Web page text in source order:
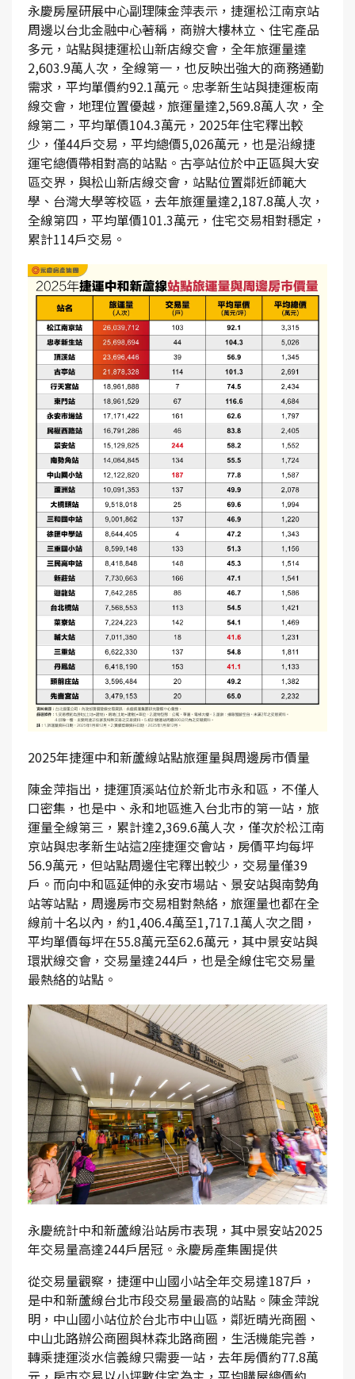
永慶房屋研展中心副理陳金萍表示，捷運松江南京站
周邊以台北金融中心著稱，商辦大樓林立、住宅產品
多元，站點與捷運松山新店線交會，全年旅運量達
2,603.9萬人次，全線第一，也反映出強大的商務通勤
需求，平均單價約92.1萬元。忠孝新生站與捷運板南
線交會，地理位置優越，旅運量達2,569.8萬人次，全
線第二，平均單價104.3萬元，2025年住宅釋出較
少，僅44戶交易，平均總價5,026萬元，也是沿線捷
運宅總價帶相對高的站點。古亭站位於中正區與大安
區交界，與松山新店線交會，站點位置鄰近師範大
學、台灣大學等校區，去年旅運量達2,187.8萬人次，
全線第四，平均單價101.3萬元，住宅交易相對穩定，
累計114戶交易。
2025年捷運中和新蘆線站點旅運量與周邊房市價量
陳金萍指出，捷運頂溪站位於新北市永和區，不僅人
口密集，也是中、永和地區進入台北市的第一站，旅
運量全線第三，累計達2,369.6萬人次，僅次於松江南
京站與忠孝新生站這2座捷運交會站，房價平均每坪
56.9萬元，但站點周邊住宅釋出較少，交易量僅39
戶。而向中和區延伸的永安市場站、景安站與南勢角
站等站點，周邊房市交易相對熱絡，旅運量也都在全
線前十名以內，約1,406.4萬至1,717.1萬人次之間，
平均單價每坪在55.8萬元至62.6萬元，其中景安站與
環狀線交會，交易量達244戶，也是全線住宅交易量
最熱絡的站點。
永慶統計中和新蘆線沿站房市表現，其中景安站2025
年交易量高達244戶居冠。永慶房產集團提供
從交易量觀察，捷運中山國小站全年交易達187戶，
是中和新蘆線台北市段交易量最高的站點。陳金萍說
明，中山國小站位於台北市中山區，鄰近晴光商圈、
中山北路辦公商圈與林森北路商圈，生活機能完善，
轉乘捷運淡水信義線只需要一站，去年房價約77.8萬